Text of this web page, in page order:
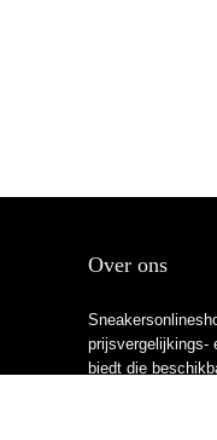
Over ons
prijsvergelijkings-
biedt die